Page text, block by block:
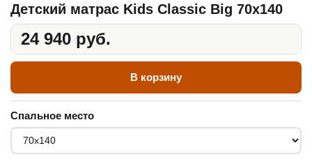
Детский матрас Kids Classic Big 70x140
24 940 руб.
В корзину
Спальное место